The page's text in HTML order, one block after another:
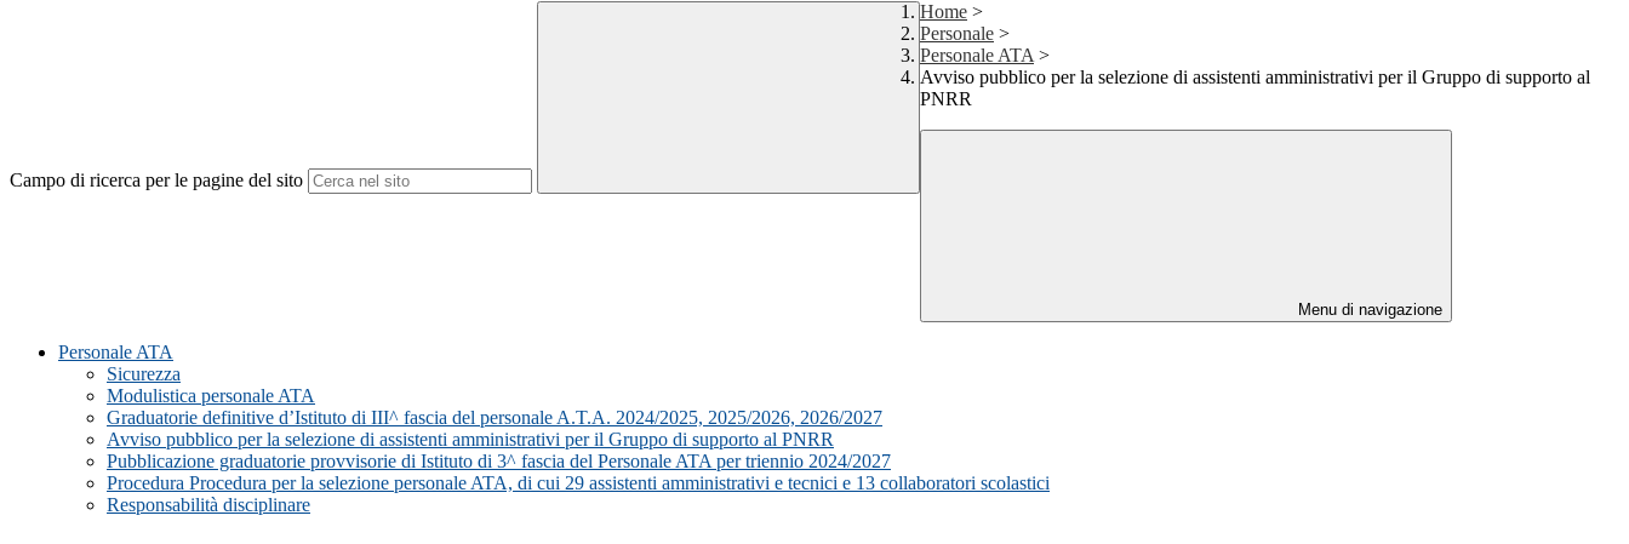
Campo di ricerca per le pagine del sito
Home >
Personale >
Personale ATA >
Avviso pubblico per la selezione di assistenti amministrativi per il Gruppo di supporto al
PNRR
Menu di navigazione
Personale ATA
Sicurezza
Modulistica personale ATA
Graduatorie definitive d’Istituto di III^ fascia del personale A.T.A. 2024/2025, 2025/2026, 2026/2027
Avviso pubblico per la selezione di assistenti amministrativi per il Gruppo di supporto al PNRR
Pubblicazione graduatorie provvisorie di Istituto di 3^ fascia del Personale ATA per triennio 2024/2027
Procedura Procedura per la selezione personale ATA, di cui 29 assistenti amministrativi e tecnici e 13 collaboratori scolastici
Responsabilità disciplinare